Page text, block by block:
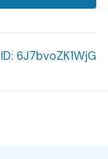
ID: 6J7bvoZK1WjG